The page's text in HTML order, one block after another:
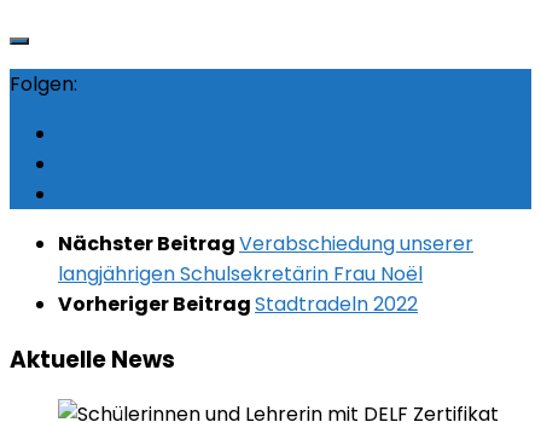
Folgen:
Nächster BeitragVerabschiedung unserer
langjährigen Schulsekretärin Frau Noël
Vorheriger BeitragStadtradeln 2022
Aktuelle News